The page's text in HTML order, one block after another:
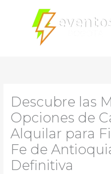
contenido
Descubre las
Opciones de
Alquilar para
Fe de
Definitiva